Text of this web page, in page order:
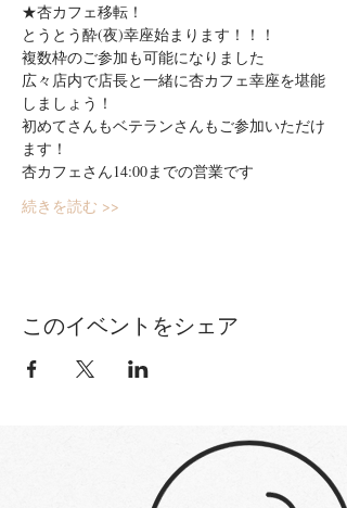
★杏カフェ移転！
とうとう酔(夜)幸座始まります！！！
複数枠のご参加も可能になりました
広々店内で店長と一緒に杏カフェ幸座を堪能
しましょう！
初めてさんもベテランさんもご参加いただけ
ます！
杏カフェさん14:00までの営業です
続きを読む >>
このイベントをシェア